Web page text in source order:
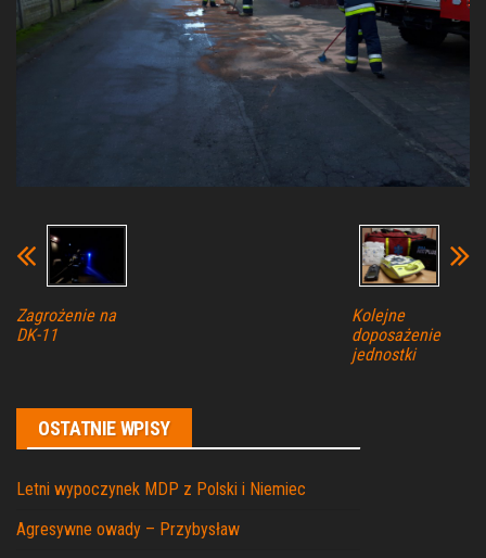
Zagrożenie na
DK-11
Kolejne
doposażenie
jednostki
OSTATNIE WPISY
Letni wypoczynek MDP z Polski i Niemiec
Agresywne owady – Przybysław